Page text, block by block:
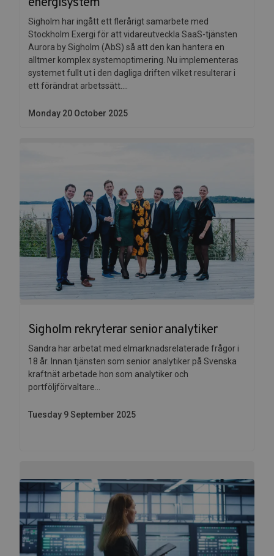
Sigholm har ingått ett flerårigt samarbete med
Stockholm Exergi för att vidareutveckla SaaS-tjänsten
Aurora by Sigholm (AbS) så att den kan hantera en
alltmer komplex systemoptimering. Nu implementeras
systemet fullt ut i den dagliga driften vilket resulterar i
ett förändrat arbetssätt....
Monday 20 October 2025
Sigholm rekryterar senior analytiker
Sandra har arbetat med elmarknadsrelaterade frågor i
18 år. Innan tjänsten som senior analytiker på Svenska
kraftnät arbetade hon som analytiker och
portföljförvaltare...
Tuesday 9 September 2025